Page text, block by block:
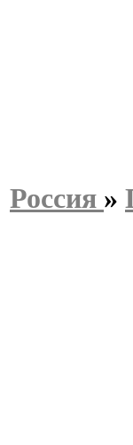
Россия »